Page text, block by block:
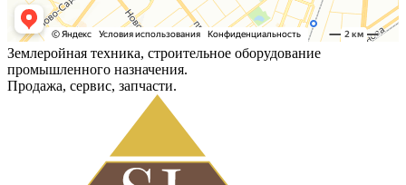
Землеройная техника, строительное оборудование
промышленного назначения.
Продажа, сервис, запчасти.